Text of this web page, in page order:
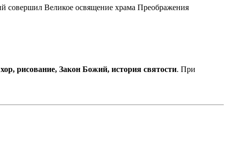
совершил Великое освящение храма Преображения
хор, рисование, Закон Божий, история святости. При